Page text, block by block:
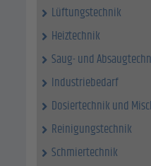
Lüftungstechnik
Heiztechnik
Saug- und
Industriebedarf
Dosiertechnik und
Reinigungstechnik
Schmiertechnik